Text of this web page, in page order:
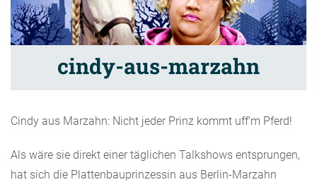
cindy-aus-marzahn
Cindy aus Marzahn: Nicht jeder Prinz kommt uff’m Pferd!
Als wäre sie direkt einer täglichen Talkshows entsprungen,
hat sich die Plattenbauprinzessin aus Berlin-Marzahn